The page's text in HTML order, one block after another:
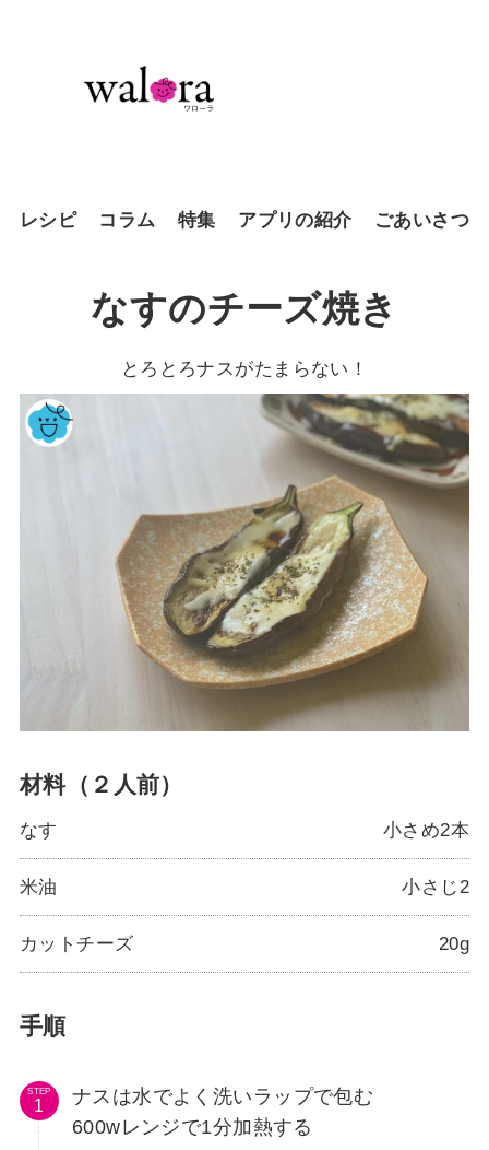
レシピ コラム 特集 アプリの紹介 ごあいさつ
なすのチーズ焼き
とろとろナスがたまらない！
材料（２人前）
なす 小さめ2本
米油 小さじ2
カットチーズ 20g
手順
STEP
ナスは水でよく洗いラップで包む
600wレンジで1分加熱する